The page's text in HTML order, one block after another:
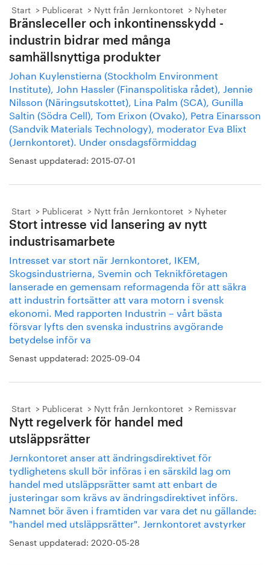
Start Publicerat Nytt från Jernkontoret Nyheter
Bränsleceller och inkontinensskydd -
industrin bidrar med många
samhällsnyttiga produkter
Johan Kuylenstierna (Stockholm Environment
Institute), John Hassler (Finanspolitiska rådet), Jennie
Nilsson (Näringsutskottet), Lina Palm (SCA), Gunilla
Saltin (Södra Cell), Tom Erixon (Ovako), Petra Einarsson
(Sandvik Materials Technology), moderator Eva Blixt
(Jernkontoret). Under onsdagsförmiddag
Senast uppdaterad: 2015-07-01
Start Publicerat Nytt från Jernkontoret Nyheter
Stort intresse vid lansering av nytt
industrisamarbete
Intresset var stort när Jernkontoret, IKEM,
Skogsindustrierna, Svemin och Teknikföretagen
lanserade en gemensam reformagenda för att säkra
att industrin fortsätter att vara motorn i svensk
ekonomi. Med rapporten Industrin – vårt bästa
försvar lyfts den svenska industrins avgörande
betydelse inför va
Senast uppdaterad: 2025-09-04
Start Publicerat Nytt från Jernkontoret Remissvar
Nytt regelverk för handel med
utsläppsrätter
Jernkontoret anser att ändringsdirektivet för
tydlighetens skull bör införas i en särskild lag om
handel med utsläppsrätter samt att enbart de
justeringar som krävs av ändringsdirektivet införs.
Namnet bör även i framtiden var vara det nu gällande:
"handel med utsläppsrätter". Jernkontoret avstyrker
Senast uppdaterad: 2020-05-28